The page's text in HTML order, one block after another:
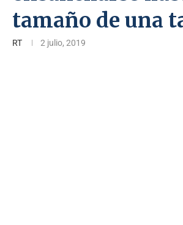
tamaño de una
RT 2 julio, 2019